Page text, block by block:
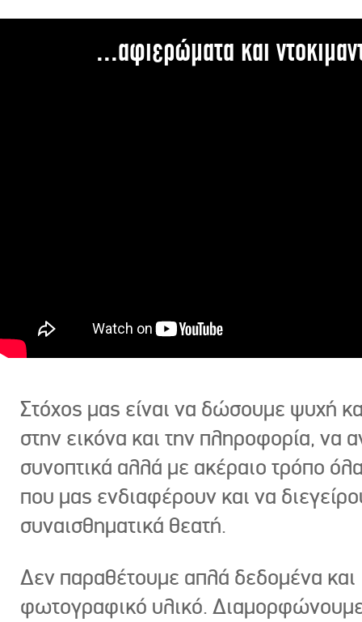
...αφιερώματα και
Στόχος μας είναι να δώσουμε ψυχή
στην εικόνα και την πληροφορία, να
συνοπτικά αλλά με ακέραιο τρόπο
που μας ενδιαφέρουν και να
συναισθηματικά θεατή.
Δεν παραθέτουμε απλά δεδομένα και
φωτογραφικό υλικό.